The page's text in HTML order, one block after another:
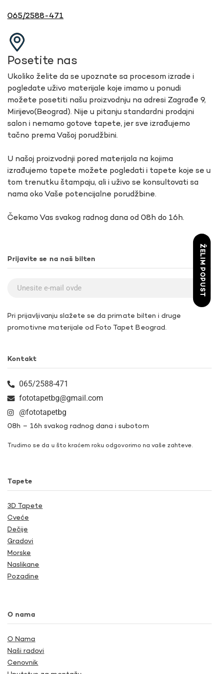
065/2588-471
Posetite nas
Ukoliko želite da se upoznate sa procesom izrade i
pogledate uživo materijale koje imamo u ponudi
možete posetiti našu proizvodnju na adresi Zagrađe 9,
Mirijevo(Beograd). Nije u pitanju standardni prodajni
salon i nemamo gotove tapete, jer sve izrađujemo
tačno prema Vašoj porudžbini.
U našoj proizvodnji pored materijala na kojima
izrađujemo tapete možete pogledati i tapete koje se u
tom trenutku štampaju, ali i uživo se konsultovati sa
nama oko Vaše potencijalne porudžbine.
Čekamo Vas svakog radnog dana od 08h do 16h.
Prijavite se na naš bilten
Pri prijavljivanju slažete se da primate bilten i druge
promotivne materijale od Foto Tapet Beograd.
Kontakt
065/2588-471
fototapetbg@gmail.com
@fototapetbg
08h – 16h svakog radnog dana i subotom
Trudimo se da u što kraćem roku odgovorimo na vaše zahteve.
Tapete
3D Tapete
Cveće
Dečije
Gradovi
Morske
Naslikane
Pozadine
O nama
O Nama
Naši radovi
Cenovnik
ŽELIM POPUST